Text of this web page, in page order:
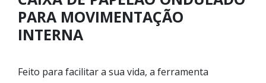
PARA MOVIMENTAÇÃO
INTERNA
Feito para facilitar a sua vida, a ferramenta